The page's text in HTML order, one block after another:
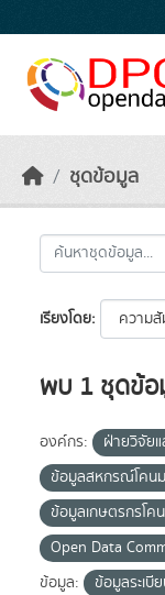
ชุดข้อมูล
เรียงโดย
พบ 1 ชุดข้
องค์กร: ฝ่ายวิจัย
ข้อมูลสหกรณ์โคนม
ข้อมูลเกษตรกรโค
Open Data
ข้อมูล:
ข้อมูลระเบี